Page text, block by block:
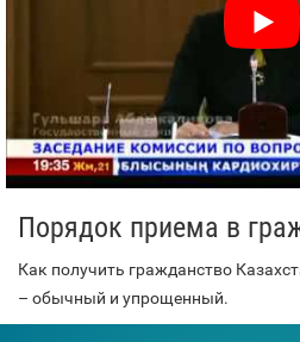
Порядок приема в
Как получить гражданство
– обычный и упрощенный.